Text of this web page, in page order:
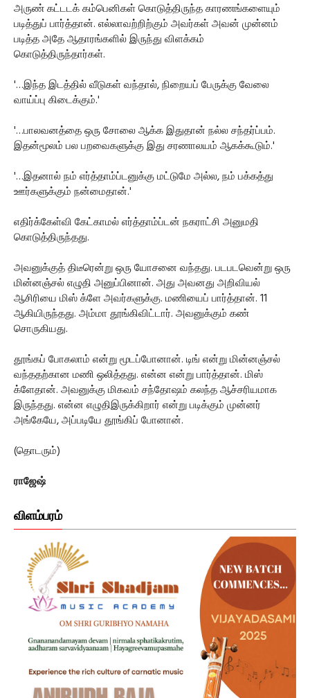
அருண் கட்டடக் கம்பெனிகள் கொடுத்திருந்த காரணங்களையும்
படித்துப் பார்த்தான். எல்லாவற்றிற்கும் அவர்கள் அவன் முன்னம்
படித்த அதே ஆதாரங்களில் இருந்து விளக்கம்
கொடுத்திருந்தார்கள்.
'…இந்த இடத்தில் வீடுகள் வந்தால், நிறையப் பேருக்கு வேலை
வாய்ப்பு கிடைக்கும்.'
'…பாலவனத்தை ஒரு சோலை ஆக்க இதுதான் நல்ல சந்தர்ப்பம்.
இதன்மூலம் பல பறவைகளுக்கு இது சரணாலயம் ஆகக்கூடும்.'
'…இதனால் நம் எர்த்தாம்ப்டனுக்கு மட்டுமே அல்ல, நம் பக்கத்து
ஊர்களுக்கும் நன்மைதான்.'
எதிர்க்கேள்வி கேட்காமல் எர்த்தாம்ப்டன் நகராட்சி அனுமதி
கொடுத்திருந்தது.
அவனுக்குத் திடீரென்று ஒரு யோசனை வந்தது. படபடவென்று ஒரு
மின்னஞ்சல் எழுதி அனுப்பினான். அது அவனது அறிவியல்
ஆசிரியை மிஸ் க்ளே அவர்களுக்கு. மணியைப் பார்த்தான். 11
ஆகியிருந்தது. அம்மா தூங்கிவிட்டார். அவனுக்கும் கண்
சொருகியது.
தூங்கப் போகலாம் என்று மூடப்போனான். டிங் என்று மின்னஞ்சல்
வந்ததற்கான மணி ஒலித்தது. என்ன என்று பார்த்தான். மிஸ்
க்ளேதான். அவனுக்கு மிகவம் சந்தோஷம் கலந்த ஆச்சரியமாக
இருந்தது. என்ன எழுதிஇருக்கிறார் என்று படிக்கும் முன்னர்
அங்கேயே, அப்படியே தூங்கிப் போனான்.
(தொடரும்)
ராஜேஷ்
விளம்பரம்